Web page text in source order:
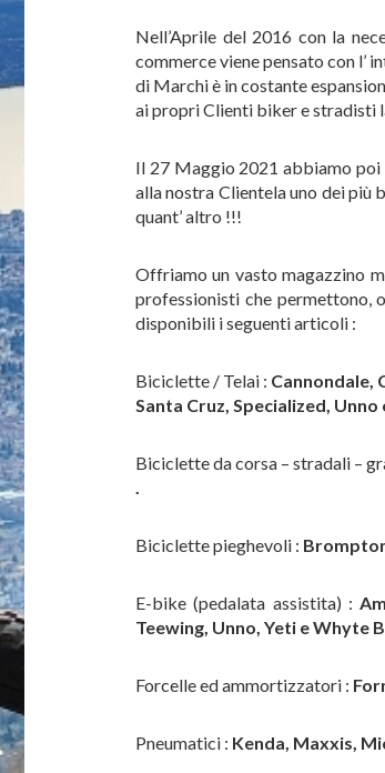
Nell’Aprile del 2016 con la
commerce viene pensato con l’
di Marchi è in costante
ai propri Clienti biker e stradisti
Il 27 Maggio 2021 abbiamo poi
alla nostra Clientela uno dei più
quant’ altro !!!
Offriamo un vasto magazzino
professionisti che permettono,
disponibili i seguenti articoli :
Biciclette / Telai : Cannondale,
Santa Cruz, Specialized, Unno
Biciclette da corsa – stradali –
.
Biciclette pieghevoli :
E-bike (pedalata assistita) :
Teewing, Unno, Yeti e Whyte
Forcelle ed ammortizzatori :
Pneumatici : Kenda, Maxxis,